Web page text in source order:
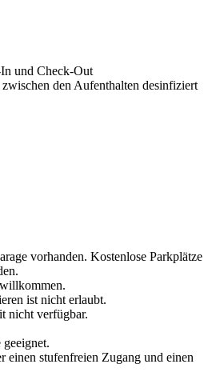
und Check-Out
den Aufenthalten desinfiziert
vorhanden. Kostenlose Parkplätze
ist nicht erlaubt.
nicht verfügbar.
stufenfreien Zugang und einen